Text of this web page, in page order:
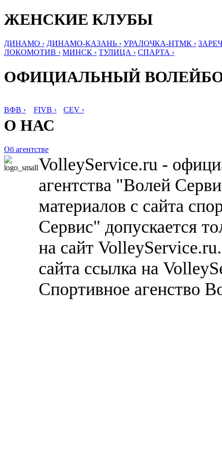
ЖЕНСКИЕ КЛУБЫ
ДИНАМО › ДИНАМО-КАЗАНЬ › УРАЛОЧКА-НТМК ›
ЛОКОМОТИВ › МИНСК › ТУЛИЦА › СПАРТА ›
ОФИЦИАЛЬНЫЙ
ВФВ › FIVB › CEV ›
О НАС
Об агентстве
VolleyService.ru -
агентства "Волей
материалов с сайта
Сервис" допускается
на сайт
сайта ссылка на
Спортивное агенство